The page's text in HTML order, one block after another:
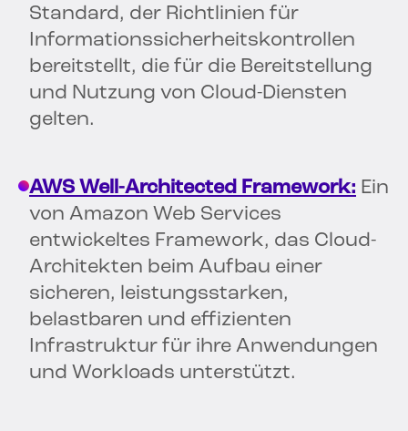
Standard, der Richtlinien für
Informationssicherheitskontrollen
bereitstellt, die für die Bereitstellung
und Nutzung von Cloud-Diensten
gelten.
AWS Well-Architected Framework: Ein
von Amazon Web Services
entwickeltes Framework, das Cloud-
Architekten beim Aufbau einer
sicheren, leistungsstarken,
belastbaren und effizienten
Infrastruktur für ihre Anwendungen
und Workloads unterstützt.